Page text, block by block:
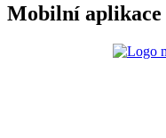
Mobilní aplikace